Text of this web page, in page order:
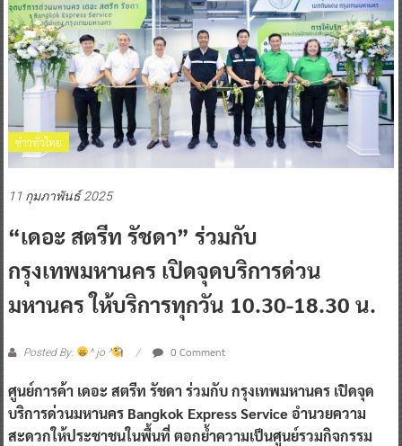
ข่าวทั่วไทย
11 กุมภาพันธ์ 2025
“เดอะ สตรีท รัชดา” ร่วมกับ
กรุงเทพมหานคร เปิดจุดบริการด่วน
มหานคร ให้บริการทุกวัน 10.30-18.30 น.
Posted By: ^ jo ^ 0 Comment
ศูนย์การค้า เดอะ สตรีท รัชดา ร่วมกับ กรุงเทพมหานคร เปิดจุด
บริการด่วนมหานคร Bangkok Express Service อำนวยความ
สะดวกให้ประชาชนในพื้นที่ ตอกย้ำความเป็นศูนย์รวมกิจกรรม